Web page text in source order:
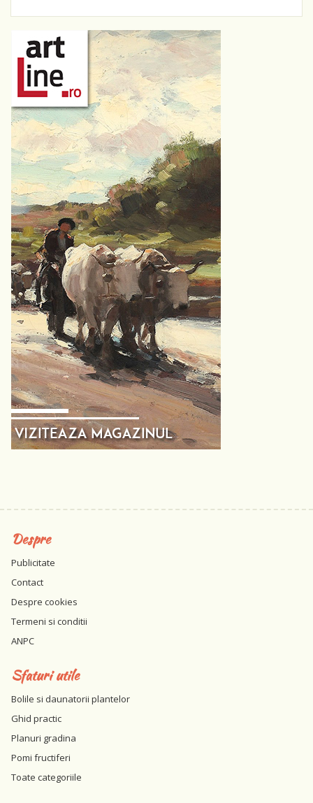
Despre
Publicitate
Contact
Despre cookies
Termeni si conditii
ANPC
Sfaturi utile
Bolile si daunatorii plantelor
Ghid practic
Planuri gradina
Pomi fructiferi
Toate categoriile